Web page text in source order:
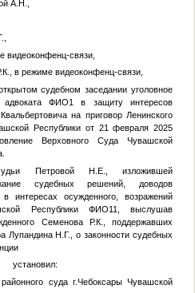
А.Н.,
видеоконфенц-связи,
в режиме видеоконфенц-связи,
судебном заседании уголовное
ФИО1
в защиту интересов
на приговор Ленинского
Республики от 21 февраля 2025
Верховного Суда Чувашской
Петровой Н.Е., изложившей
судебных решений, доводов
интересах осужденного, возражений
Республики ФИО11
, выслушав
Семенова Р.К., поддержавших
Лупандина Н.Г., о законности судебных
установил:
суда г.Чебоксары Чувашской